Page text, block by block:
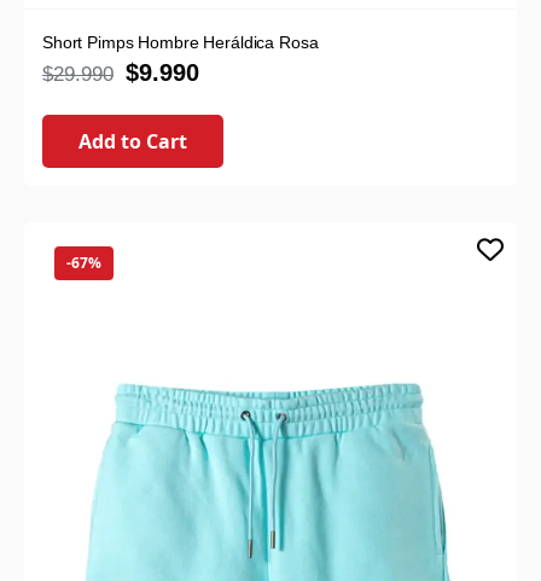
Short Pimps Hombre Heráldica Rosa
$29.990 $9.990
Add to Cart
-67%